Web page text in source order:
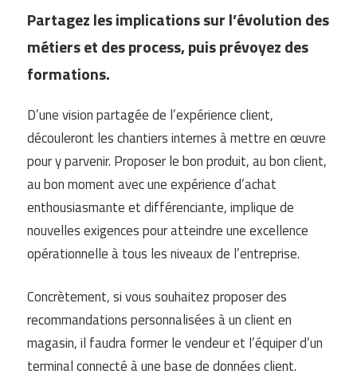
Partagez les implications sur l’évolution des
métiers et des process, puis prévoyez des
formations.
D’une vision partagée de l’expérience client,
découleront les chantiers internes à mettre en œuvre
pour y parvenir. Proposer le bon produit, au bon client,
au bon moment avec une expérience d’achat
enthousiasmante et différenciante, implique de
nouvelles exigences pour atteindre une excellence
opérationnelle à tous les niveaux de l’entreprise.
Concrètement, si vous souhaitez proposer des
recommandations personnalisées à un client en
magasin, il faudra former le vendeur et l’équiper d’un
terminal connecté à une base de données client.